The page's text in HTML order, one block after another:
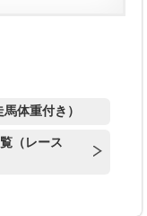
体重付き）
（レース